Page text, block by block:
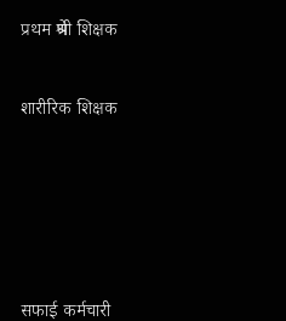
प्रथम श्रेणी शिक्षक
शारीरिक शिक्षक
सफाई कर्मचारी